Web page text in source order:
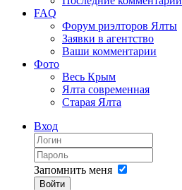
FAQ
Форум риэлторов Ялты
Заявки в агентство
Ваши комментарии
Фото
Весь Крым
Ялта современная
Старая Ялта
Вход
Запомнить меня
Войти